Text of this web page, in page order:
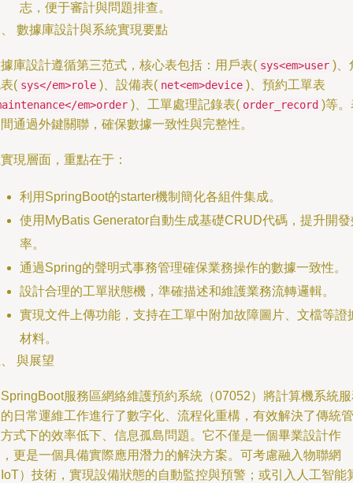
志，便于審計與問題排查。
數據庫設計與系統實現要點
庫設計遵循第三范式，核心表包括：用戶表( sys<em>user )、
( sys</em>role )、設備表( net<em>device )、預約工單表
em>order )、工單處理記錄表( order_record )等。
通過外鍵關聯，確保數據一致性與完整性。
現層面，重點在于：
利用SpringBoot的starter機制簡化各組件集成。
使用MyBatis Generator自動生成基礎CRUD代碼，提升開發
率。
通過Spring的聲明式事務管理確保業務操作的數據一致性。
設計合理的工單狀態機，準確描述和維護業務流轉邏輯。
實現文件上傳功能，支持在工單中附加故障圖片、文檔等證
材料。
與展望
服務區網絡維護預約系統（07052）將計算機系統
日常運維工作進行了數字化、流程化重構，有效解決了傳統管
式下的效率低下、信息孤島問題。它不僅是一個畢業設計作
更是一個具備實際應用潛力的解決方案。可考慮融入物聯網
）技術，實現設備狀態的自動監控與預警；或引入人工智能